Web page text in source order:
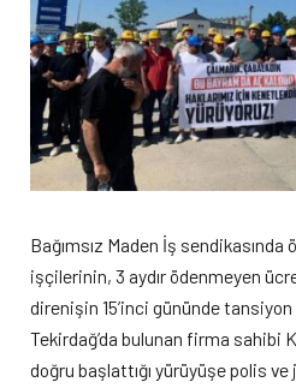
Bağımsız Maden İş
işçilerinin, 3 aydır ödenmeyen
direnişin 15’inci gününde
Tekirdağ’da bulunan firma sahibi
doğru başlattığı yürüyüşe polis